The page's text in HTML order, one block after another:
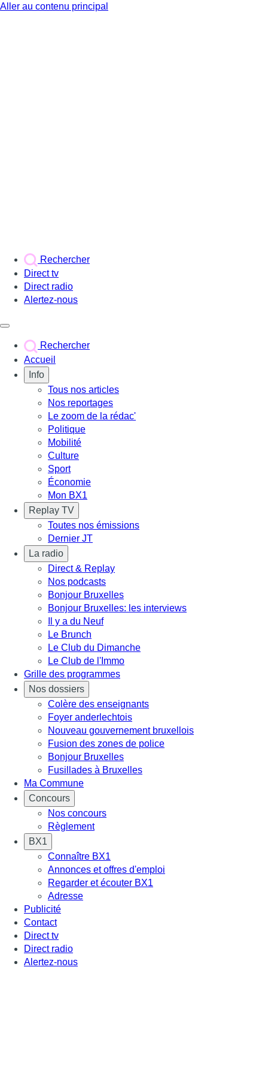
Aller au contenu principal
Rechercher
Direct tv
Direct radio
Alertez-nous
Rechercher
Accueil
Info
Tous nos articles
Nos reportages
Le zoom de la rédac'
Politique
Mobilité
Culture
Sport
Économie
Mon BX1
Replay TV
Toutes nos émissions
Dernier JT
La radio
Direct & Replay
Nos podcasts
Bonjour Bruxelles
Bonjour Bruxelles: les interviews
Il y a du Neuf
Le Brunch
Le Club du Dimanche
Le Club de l'Immo
Grille des programmes
Nos dossiers
Colère des enseignants
Foyer anderlechtois
Nouveau gouvernement bruxellois
Fusion des zones de police
Bonjour Bruxelles
Fusillades à Bruxelles
Ma Commune
Concours
Nos concours
Règlement
BX1
Connaître BX1
Annonces et offres d'emploi
Regarder et écouter BX1
Adresse
Publicité
Contact
Direct tv
Direct radio
Alertez-nous